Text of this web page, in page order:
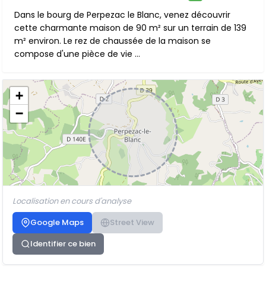
Dans le bourg de Perpezac le Blanc, venez découvrir
cette charmante maison de 90 m² sur un terrain de 139
m² environ. Le rez de chaussée de la maison se
compose d'une pièce de vie ...
+
−
Localisation en cours d'analyse
Google Maps
Street View
Identifier ce bien